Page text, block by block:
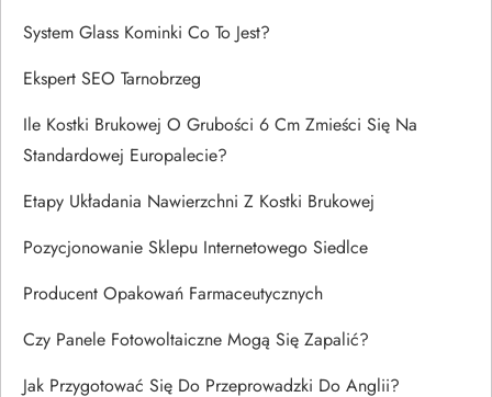
System Glass Kominki Co To Jest?
Ekspert SEO Tarnobrzeg
Ile Kostki Brukowej O Grubości 6 Cm Zmieści Się Na
Standardowej Europalecie?
Etapy Układania Nawierzchni Z Kostki Brukowej
Pozycjonowanie Sklepu Internetowego Siedlce
Producent Opakowań Farmaceutycznych
Czy Panele Fotowoltaiczne Mogą Się Zapalić?
Jak Przygotować Się Do Przeprowadzki Do Anglii?